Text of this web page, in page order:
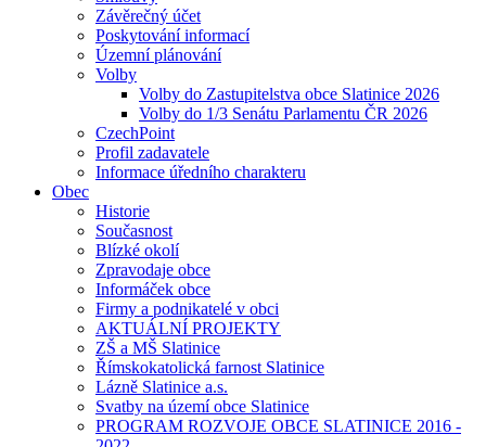
Závěrečný účet
Poskytování informací
Územní plánování
Volby
Volby do Zastupitelstva obce Slatinice 2026
Volby do 1/3 Senátu Parlamentu ČR 2026
CzechPoint
Profil zadavatele
Informace úředního charakteru
Obec
Historie
Současnost
Blízké okolí
Zpravodaje obce
Informáček obce
Firmy a podnikatelé v obci
AKTUÁLNÍ PROJEKTY
ZŠ a MŠ Slatinice
Římskokatolická farnost Slatinice
Lázně Slatinice a.s.
Svatby na území obce Slatinice
PROGRAM ROZVOJE OBCE SLATINICE 2016 -